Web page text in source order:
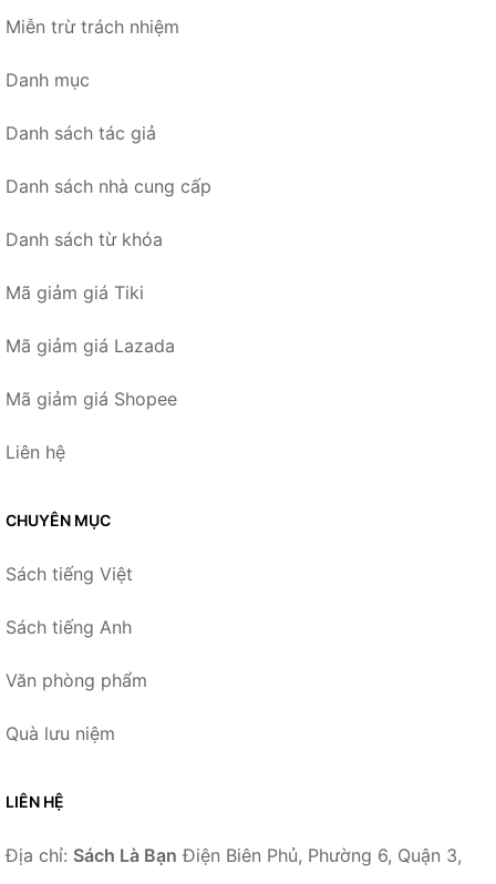
Miễn trừ trách nhiệm
Danh mục
Danh sách tác giả
Danh sách nhà cung cấp
Danh sách từ khóa
Mã giảm giá Tiki
Mã giảm giá Lazada
Mã giảm giá Shopee
Liên hệ
CHUYÊN MỤC
Sách tiếng Việt
Sách tiếng Anh
Văn phòng phẩm
Quà lưu niệm
LIÊN HỆ
Địa chỉ: Sách Là Bạn Điện Biên Phủ, Phường 6, Quận 3,